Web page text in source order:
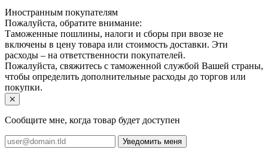
Иностранным покупателям
Пожалуйста, обратите внимание:
Таможенные пошлины, налоги и сборы при ввозе не
включены в цену товара или стоимость доставки. Эти
расходы – на ответственности покупателей.
Пожалуйста, свяжитесь с таможенной службой Вашей страны,
чтобы определить дополнительные расходы до торгов или
покупки.
Сообщите мне, когда товар будет доступен
Уведомить меня